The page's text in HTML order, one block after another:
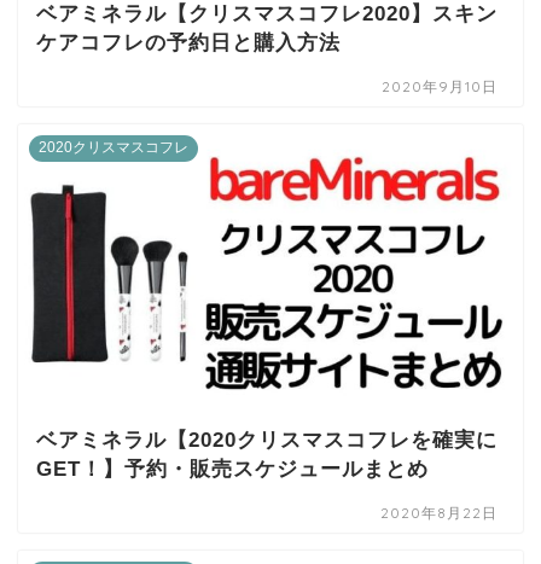
ベアミネラル【クリスマスコフレ2020】スキン
ケアコフレの予約日と購入方法
2020年9月10日
2020クリスマスコフレ
ベアミネラル【2020クリスマスコフレを確実に
GET！】予約・販売スケジュールまとめ
2020年8月22日